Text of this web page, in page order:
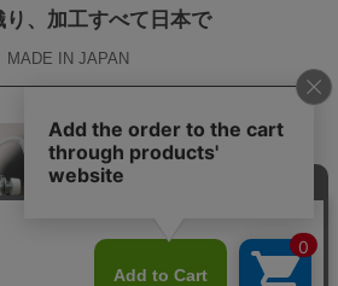
り、加工すべて日本で
MADE IN JAPAN